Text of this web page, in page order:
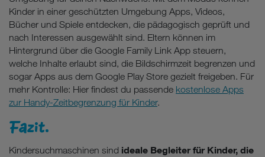
Kinder in einer geschützten Umgebung Apps, Videos,
Bücher und Spiele entdecken, die pädagogisch geprüft und
nach Interessen ausgewählt sind. Eltern können im
Hintergrund über die Google Family Link App steuern,
welche Inhalte erlaubt sind, die Bildschirmzeit begrenzen und
sogar Apps aus dem Google Play Store gezielt freigeben. Für
mehr Kontrolle: Hier findest du passende kostenlose Apps
zur Handy-Zeitbegrenzung für Kinder.
Fazit.
Kindersuchmaschinen sind ideale Begleiter für Kinder, die